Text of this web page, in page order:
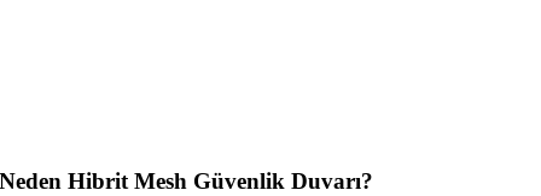
Neden Hibrit Mesh Güvenlik Duvarı?